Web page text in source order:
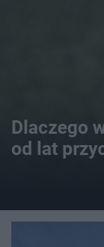
Dlaczego
od lat